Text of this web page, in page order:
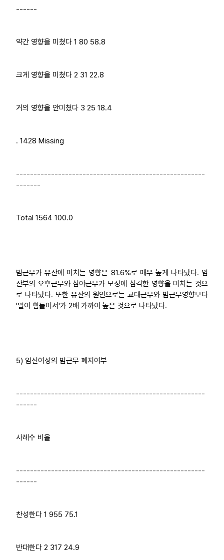
------
약간 영향을 미쳤다 1 80 58.8
크게 영향을 미쳤다 2 31 22.8
거의 영향을 안미쳤다 3 25 18.4
. 1428 Missing
------------------------------------------------------
-------
Total 1564 100.0
밤근무가 유산에 미치는 영향은 81.6%로 매우 높게 나타났다. 임
산부의 오후근무와 심야근무가 모성에 심각한 영향을 미치는 것으
로 나타났다. 또한 유산의 원인으로는 교대근무와 밤근무영향보다
'일이 힘들어서'가 2배 가까이 높은 것으로 나타났다.
5) 임신여성의 밤근무 폐지여부
------------------------------------------------------
------
사례수 비율
------------------------------------------------------
------
찬성한다 1 955 75.1
반대한다 2 317 24.9